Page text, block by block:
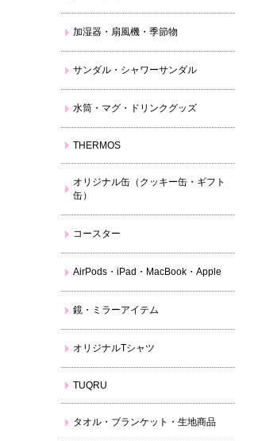
加湿器・扇風機・季節物
サンダル・シャワーサンダル
水筒・マグ・ドリンクグッズ
THERMOS
オリジナル缶（クッキー缶・ギフト
缶）
コースター
AirPods・iPad・MacBook・Apple
鏡・ミラーアイテム
オリジナルTシャツ
TUQRU
タオル・ブランケット・生地商品